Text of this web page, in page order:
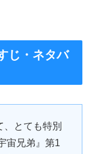
じ・ネタバ
とても特別
宙兄弟』第1